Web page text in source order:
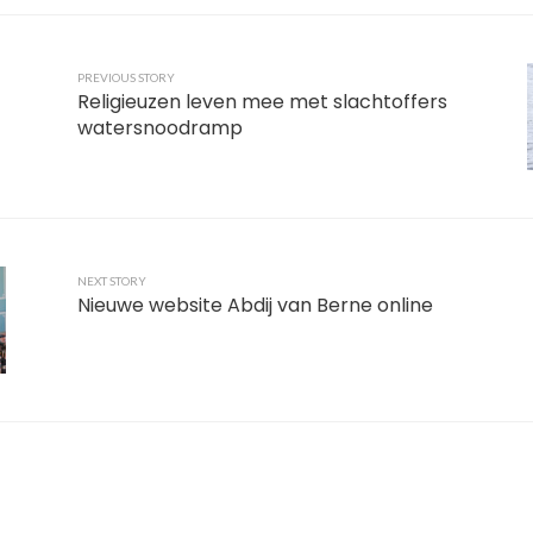
PREVIOUS STORY
Religieuzen leven mee met slachtoffers
watersnoodramp
NEXT STORY
Nieuwe website Abdij van Berne online